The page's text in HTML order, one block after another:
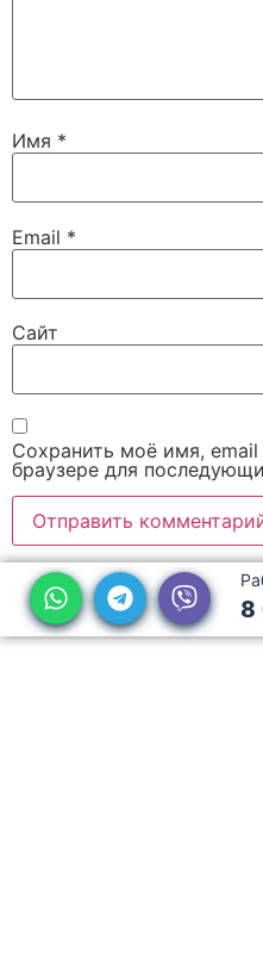
Имя *
Email *
Сайт
Сохранить моё имя,
браузере для
8